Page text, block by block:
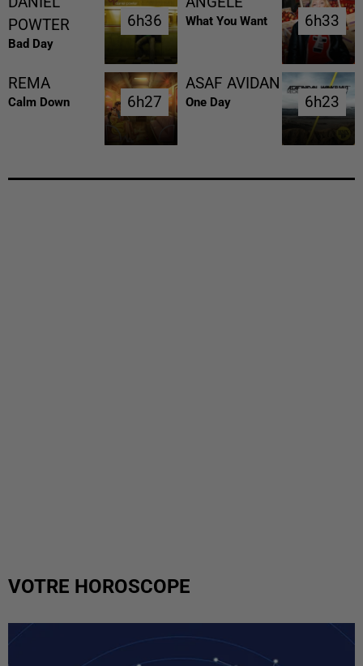
POWTER
Bad Day
6h36
6h36 What You Want 6h33
6h33
REMA
Calm Down 6h27
6h27
ASAF AVIDAN
One Day 6h23
6h23
VOTRE HOROSCOPE